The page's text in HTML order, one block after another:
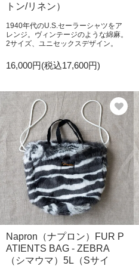
トン/リネン）
1940年代のU.S.セーラーシャツをア
レンジ。ヴィンテージのような綿麻。
2サイズ、ユニセックスデザイン。
16,000円(税込17,600円)
Napron（ナプロン）FUR P
ATIENTS BAG - ZEBRA
（シマウマ）5L（Sサイ